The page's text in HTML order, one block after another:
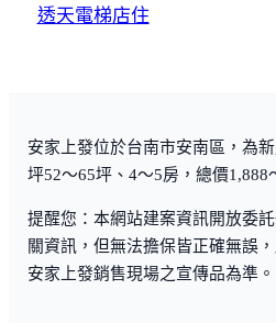
透天電梯店住
安家上發位於台南市安南區，為
坪52～65坪、4～5房，總價1,888
提醒您：本網站建案資訊開放委
關資訊，但無法擔保皆正確無誤
安家上發銷售現場之宣傳品為準。